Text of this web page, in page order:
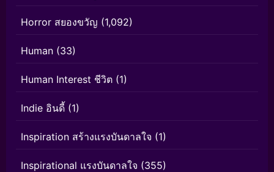
Horror สยองขวัญ (1,092)
Human (33)
Human Interest ชีวิต (1)
Indie อินดี้ (1)
Inspiration สร้างแรงบันดาลใจ (1)
Inspirational แรงบันดาลใจ (355)